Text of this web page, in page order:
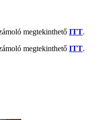
megtekinthető ITT.
megtekinthető ITT.